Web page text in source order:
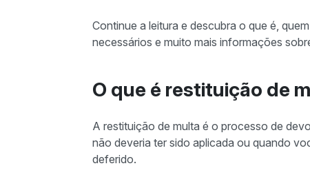
Continue a leitura e descubra o que é,
necessários e muito mais informações
O que é restituição de
A restituição de multa é o processo de
não deveria ter sido aplicada ou quando
deferido.